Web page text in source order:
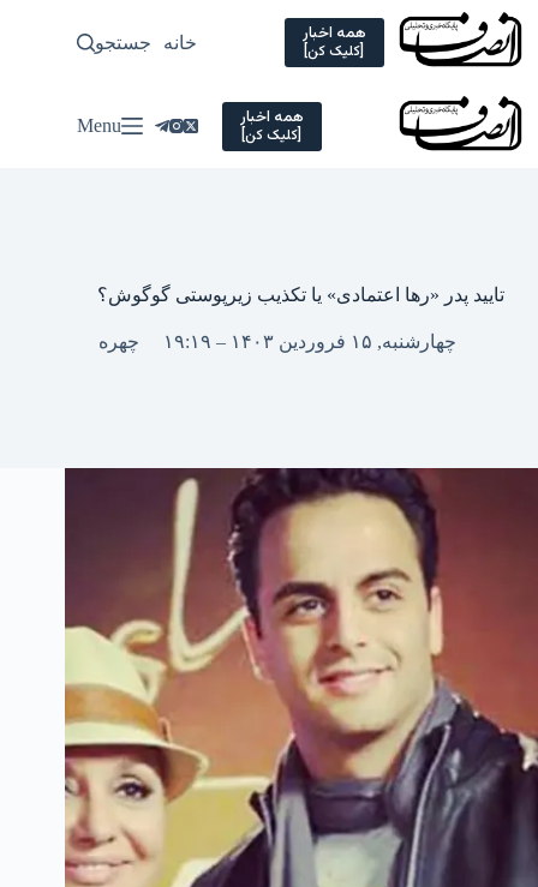
Skip
content
همه اخبار
[کلیک کن] خانه سیاسی
جستجو
همه اخبار
[کلیک کن] Menu
تایید پدر «رها اعتمادی» یا تکذیب زیرپوستی گوگوش؟
چهارشنبه, ۱۵ فروردین ۱۴۰۳ – ۱۹:۱۹ چهره